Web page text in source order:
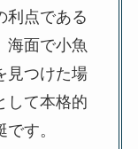
利点である
海面で小魚
見つけた場
して本格的
す。